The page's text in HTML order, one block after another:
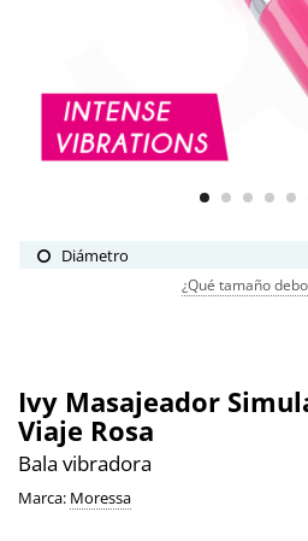
Diámetro
¿Qué tamaño
Ivy Masajeador
Viaje Rosa
Bala vibradora
Marca: Moressa